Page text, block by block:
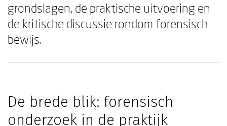
grondslagen, de praktische uitvoering en
de kritische discussie rondom forensisch
bewijs.
De brede blik: forensisch
onderzoek in de praktijk